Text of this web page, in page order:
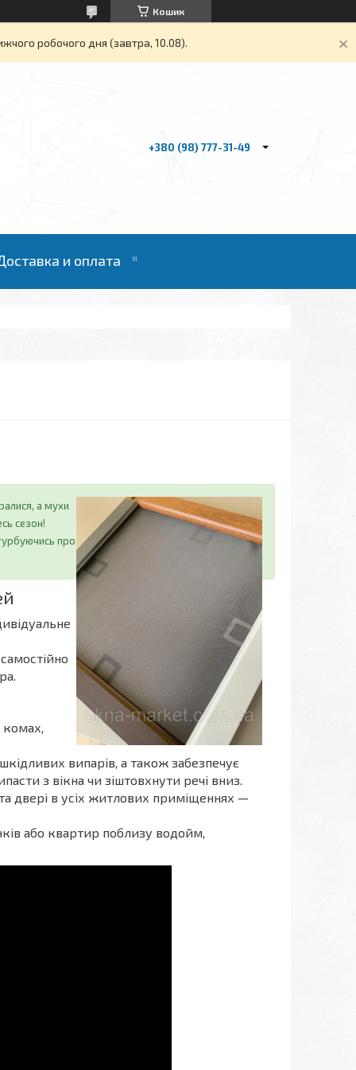
Кошик
робочого дня (завтра, 10.08).
+380 (98) 777-31-49
и оплата
а мухи
сезон!
про
комах,
випарів, а також забезпечує
з вікна чи зіштовхнути речі вниз.
двері в усіх житлових приміщеннях —
або квартир поблизу водойм,